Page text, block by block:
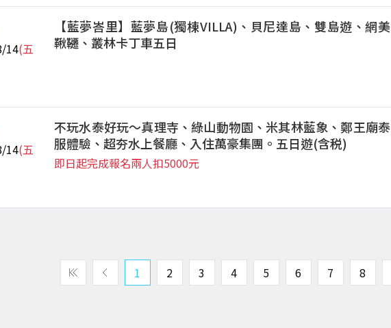
14(五
【藍夢峇里】藍夢島(獨棟VILLA)、貝尼達島、雙島遊、網美
鞦韆、叢林卡丁車五日
14(五
不玩水泰好玩～真理寺、綠山動物園、米其林藍象、鄭王廟泰
服體驗、超夯水上餐廳、入住萬豪集團。五日遊(含税)
即日起完成報名兩人扣5000元
1 2 3 4 5 6 7 8